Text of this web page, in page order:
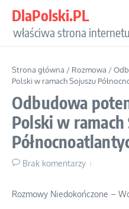
DlaPolski.PL
właściwa strona internetu
Strona główna / Rozmowa /
Polski w ramach Sojuszu
Odbudowa
Polski w ramach
Brak komentarzy
Rozmowy Niedokończone –